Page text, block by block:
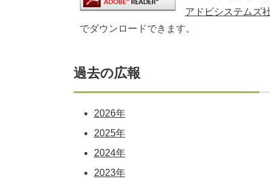
アドビシステムズ
でダウンロードできます。
過去の広報
2026年
2025年
2024年
2023年